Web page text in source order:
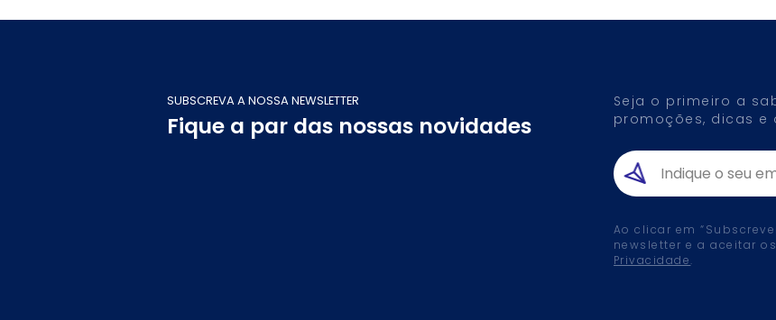
SUBSCREVA A NOSSA NEWSLETTER
Fique a par das nossas novidades
Seja o primeiro a
promoções, dicas e
Ao clicar em
newsletter e a aceitar os
Privacidade.